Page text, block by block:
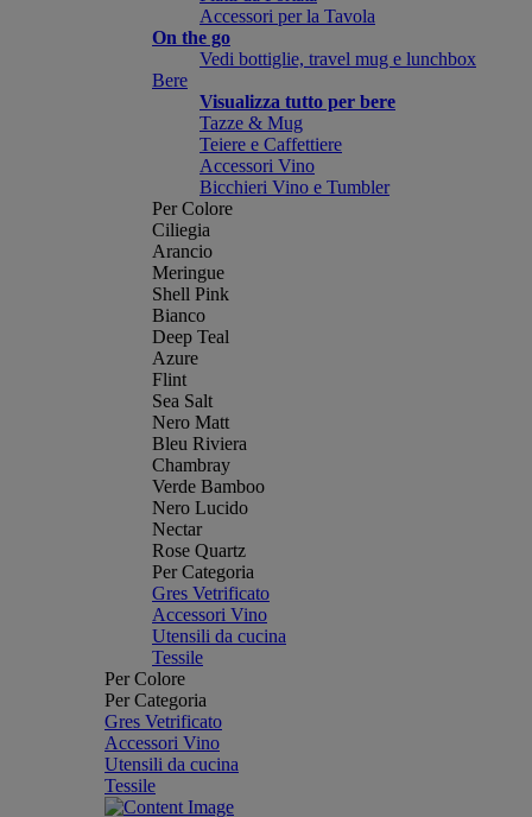
Accessori per la Tavola
On the go
Vedi bottiglie, travel mug e lunchbox
Bere
Visualizza tutto per bere
Tazze & Mug
Teiere e Caffettiere
Accessori Vino
Bicchieri Vino e Tumbler
Per Colore
Ciliegia
Arancio
Meringue
Shell Pink
Bianco
Deep Teal
Azure
Flint
Sea Salt
Nero Matt
Bleu Riviera
Chambray
Verde Bamboo
Nero Lucido
Nectar
Rose Quartz
Per Categoria
Gres Vetrificato
Accessori Vino
Utensili da cucina
Tessile
Per Colore
Per Categoria
Gres Vetrificato
Accessori Vino
Utensili da cucina
Tessile